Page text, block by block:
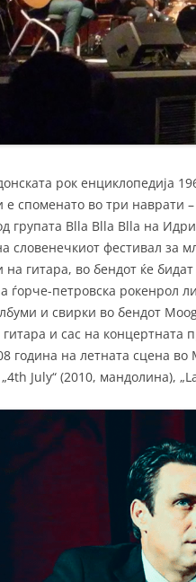
рок енциклопедија
споменато во три наврати
групата Blla Blla Blla на
словенечкиот фестивал за
на гитара, во бендот ќе
ѓорче-петровска рокенрол
и свирки во бендот
гитара и сас на концертната
година на летната сцена
July“ (2010, мандолина),